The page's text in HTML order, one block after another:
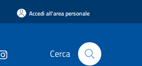
Accedi all'area personale
Cerca